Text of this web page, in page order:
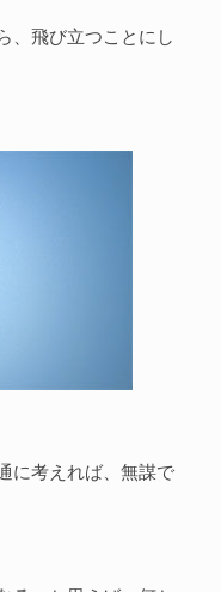
、飛び立つことにし
に考えれば、無謀で